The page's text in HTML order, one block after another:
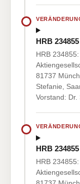
HRB 234855
HRB
81737
Stefanie,
Vorstand: Dr.
HRB 234855
HRB